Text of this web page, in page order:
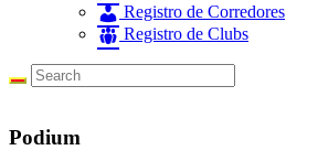
Registro de Corredores
Registro de Clubs
Podium